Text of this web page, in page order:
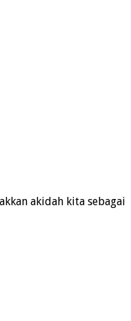
akidah kita sebagai